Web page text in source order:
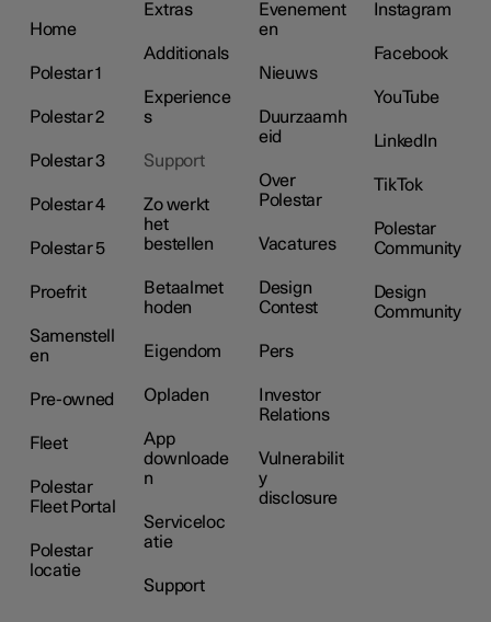
Home
Polestar 1
Polestar 2
Polestar 3
Polestar 4
Polestar 5
Proefrit
Samenstell
en
Pre-owned
Fleet
Polestar
Fleet Portal
Polestar
locatie
Extras
Additionals
Experience
s
Support
Zo werkt
het
bestellen
Betaalmet
hoden
Eigendom
Opladen
App
downloade
n
Serviceloc
atie
Support
Evenement
en
Nieuws
Duurzaamh
eid
Over
Polestar
Vacatures
Design
Contest
Pers
Investor
Relations
Vulnerabilit
y
disclosure
Instagram
Facebook
YouTube
LinkedIn
TikTok
Polestar
Community
Design
Community